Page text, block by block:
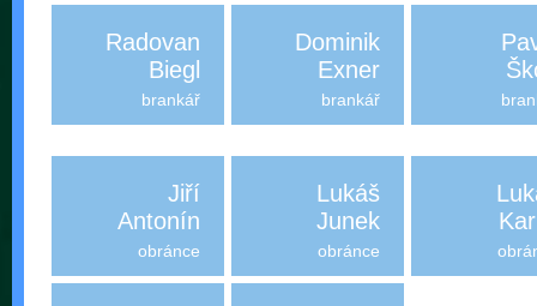
Radovan
Biegl
brankář
Dominik
Exner
brankář
Jiří
Antonín
obránce
Lukáš
Junek
obránce